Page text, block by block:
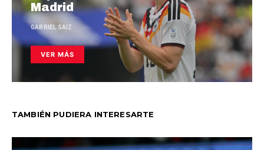
Madrid
GABRIEL SAIZ
VER MÁS
TAMBIÉN PUDIERA INTERESARTE